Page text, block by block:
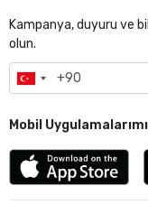
Kampanya, duyuru ve
olun.
Mobil